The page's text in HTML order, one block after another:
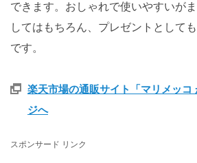
できます。おしゃれで使いやすいが
してはもちろん、プレゼントとして
です。
楽天市場の通販サイト「マリメッコ
ジへ
スポンサード リンク